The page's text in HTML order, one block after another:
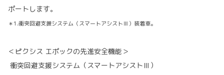
ポートします。
＊1.衝突回避支援システム（スマートアシストⅢ）装着車。
＜ピクシス エポックの先進安全機能＞
衝突回避支援システム（スマートアシストⅢ）